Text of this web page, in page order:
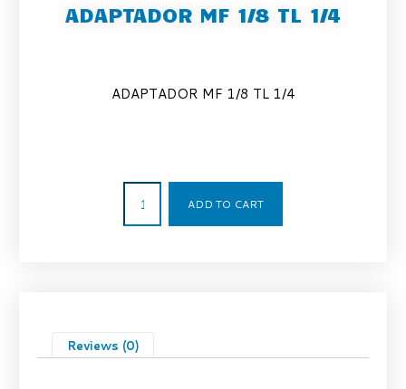
ADAPTADOR MF 1/8 TL 1/4
ADAPTADOR MF 1/8 TL 1/4
ADD TO CART
Reviews (0)